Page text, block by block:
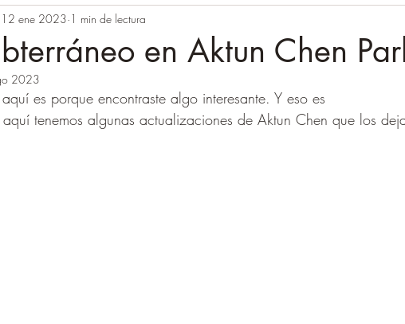
en Aktun Chen
12 ene 2023 1 min de lectura
2023
es porque encontraste algo interesante. Y eso es
tenemos algunas actualizaciones de Aktun Chen que los